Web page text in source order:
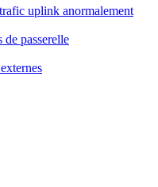
uplink anormalement
passerelle